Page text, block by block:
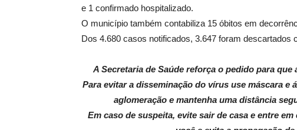
e 1 confirmado hospitalizado.
O município também contabiliza 15 óbitos em
Dos 4.680 casos notificados, 3.647 foram descartados
A Secretaria de Saúde reforça o pedido para
Para evitar a disseminação do vírus use máscara e
aglomeração e mantenha uma distância
Em caso de suspeita, evite sair de casa e entre